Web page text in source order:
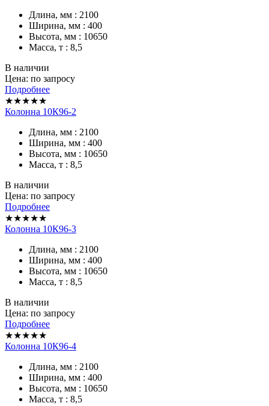
Длина, мм : 2100
Ширина, мм : 400
Высота, мм : 10650
Масса, т : 8,5
В наличии
Цена: по запросу
Подробнее
★★★★★
Колонна 10К96-2
Длина, мм : 2100
Ширина, мм : 400
Высота, мм : 10650
Масса, т : 8,5
В наличии
Цена: по запросу
Подробнее
★★★★★
Колонна 10К96-3
Длина, мм : 2100
Ширина, мм : 400
Высота, мм : 10650
Масса, т : 8,5
В наличии
Цена: по запросу
Подробнее
★★★★★
Колонна 10К96-4
Длина, мм : 2100
Ширина, мм : 400
Высота, мм : 10650
Масса, т : 8,5